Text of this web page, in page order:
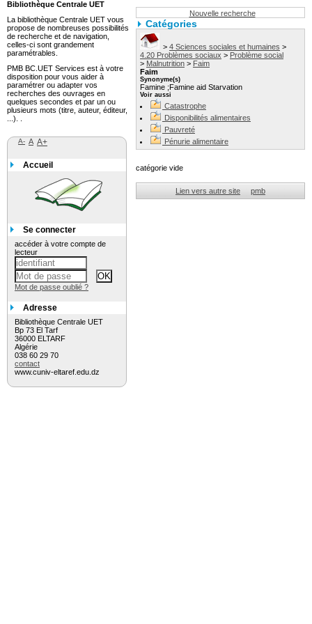
Nouvelle recherche
Catégories
> 4 Sciences sociales et humaines >
4.20 Problèmes sociaux > Problème social
> Malnutrition > Faim
Faim
Synonyme(s)
Famine ;Famine aid Starvation
Voir aussi
Catastrophe
Disponibilités alimentaires
Pauvreté
Pénurie alimentaire
catégorie vide
Lien vers autre site pmb
Bibliothèque Centrale UET
La bibliothèque Centrale UET vous
propose de nombreuses possibilités
de recherche et de navigation,
celles-ci sont grandement
paramétrables.
PMB BC.UET Services est à votre
disposition pour vous aider à
paramétrer ou adapter vos
recherches des ouvrages en
quelques secondes et par un ou
plusieurs mots (titre, auteur, éditeur,
...). .
A- A A+
Accueil
Se connecter
accéder à votre compte de
lecteur
Mot de passe oublié ?
Adresse
Bibliothèque Centrale UET
Bp 73 El Tarf
36000 ELTARF
Algérie
038 60 29 70
contact
www.cuniv-eltaref.edu.dz